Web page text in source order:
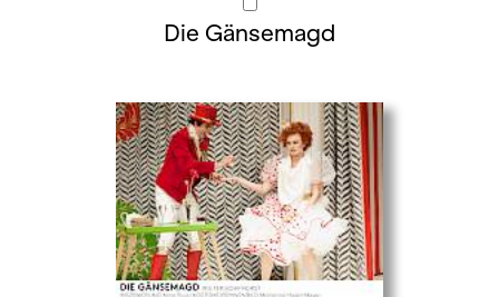
Die Gänsemagd